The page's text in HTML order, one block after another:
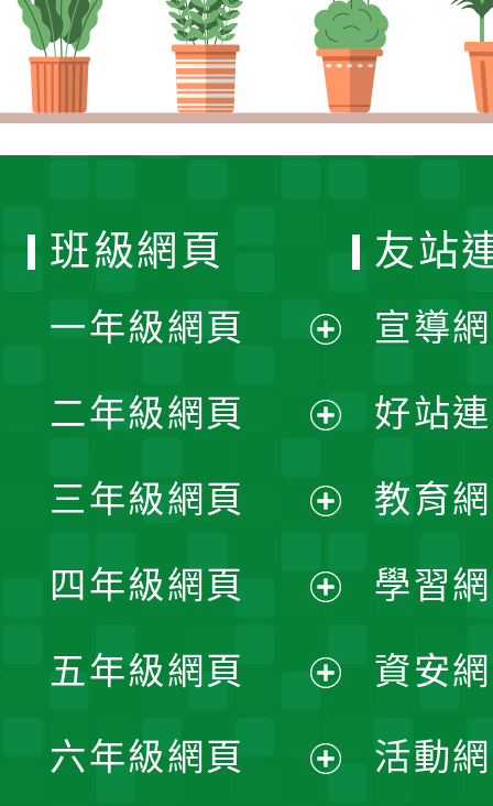
班級網頁
一年級網頁
開
選
單
二年級網頁
開
選
單
三年級網頁
開
選
單
四年級網頁
開
選
五年級網頁
開
六年級網頁
友站
宣導
好站
教育
學習
資安
活動